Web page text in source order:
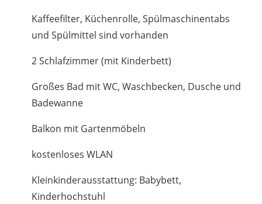
Kaffeefilter, Küchenrolle, Spülmaschinentabs
und Spülmittel sind vorhanden
2 Schlafzimmer (mit Kinderbett)
Großes Bad mit WC, Waschbecken, Dusche und
Badewanne
Balkon mit Gartenmöbeln
kostenloses WLAN
Kleinkinderausstattung: Babybett,
Kinderhochstuhl